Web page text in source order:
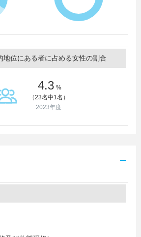
地位にある者に占める女性の割合
4.3 %
（23名中1名）
2023年度